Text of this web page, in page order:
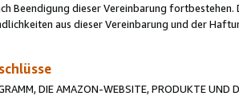
Beendigung dieser Vereinbarung
aus dieser Vereinbarung und der
DIE AMAZON-WEBSITE, PRODUKTE UND